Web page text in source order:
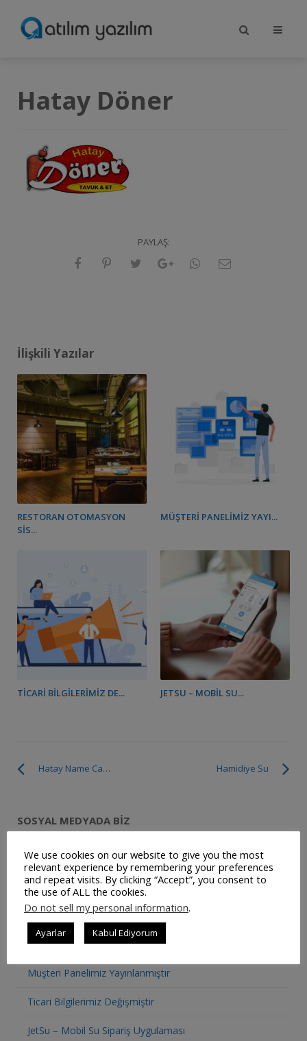
Hatay Döner
PAYLAŞ:
İlişkili Yazılar
RESTORAN OTOMASYON
SIS...
MÜŞTERI PANELIMIZ YAYI...
TICARI BILGILERIMIZ DE... JETSU – MOBIL SU...
Hamidiye Su
Hatay Name Cafe Restoran
SOSYAL MEDYADA BIZ
SON YAZILAR
Restoran Otomasyon Sistemi
Müşteri Panelimiz Yayınlanmıştır
Ticari Bilgilerimiz Değişmiştir
JetSu – Mobil Su Sipariş Uygulaması
We use cookies on our website to give you the most
relevant experience by remembering your preferences
and repeat visits. By clicking “Accept”, you consent to
the use of ALL the cookies.
Do not sell my personal information.
Ayarlar Kabul Ediyorum